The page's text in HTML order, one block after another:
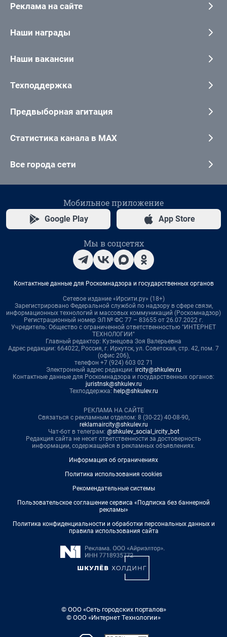
Реклама на сайте
Наши награды
Наши вакансии
Техподдержка
Предвыборная агитация
Статистика канала в MAX
Все города сети
Мобильное приложение
Google Play App Store
Мы в соцсетях
Контактные данные для Роскомнадзора и государственных органов
Сетевое издание «Ирсити.ру» (18+)
Зарегистрировано Федеральной службой по надзору в сфере связи,
информационных технологий и массовых коммуникаций (Роскомнадзор)
Регистрационный номер ЭЛ № ФС 77 – 83655 от 26.07.2022 г.
Учредитель: Общество с ограниченной ответственностью "ИНТЕРНЕТ
ТЕХНОЛОГИИ"
Главный редактор: Кузнецова Зоя Валерьевна
Адрес редакции: 664022, Россия, г. Иркутск, ул. Советская, стр. 42, пом. 7
(офис 206),
телефон +7 (924) 603 02 71
Электронный адрес редакции: ircity@shkulev.ru
Контактные данные для Роскомнадзора и государственных органов:
juristnsk@shkulev.ru
Техподдержка: help@shkulev.ru
РЕКЛАМА НА САЙТЕ
Связаться с рекламным отделом: 8 (30-22) 40-08-90,
reklamaircity@shkulev.ru
Чат-бот в телеграм: @shkulev_social_ircity_bot
Редакция сайта не несет ответственности за достоверность
информации, содержащейся в рекламных объявлениях.
Информация об ограничениях
Политика использования cookies
Рекомендательные системы
Пользовательское соглашение сервиса «Подписка без баннерной
рекламы»
Политика конфиденциальности и обработки персональных данных и
правила использования сайта
© ООО «Сеть городских порталов»
© ООО «Интернет Технологии»